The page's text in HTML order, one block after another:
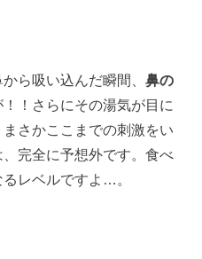
ら吸い込んだ瞬間、鼻の
！！さらにその湯気が目に
さかここまでの刺激をい
完全に予想外です。食べ
レベルですよ…。